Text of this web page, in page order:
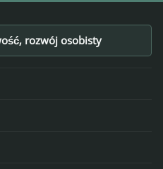
rozwój osobisty